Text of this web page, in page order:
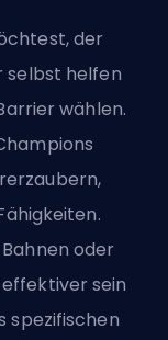
der
selbst helfen
wählen.
oder
sein
spezifischen